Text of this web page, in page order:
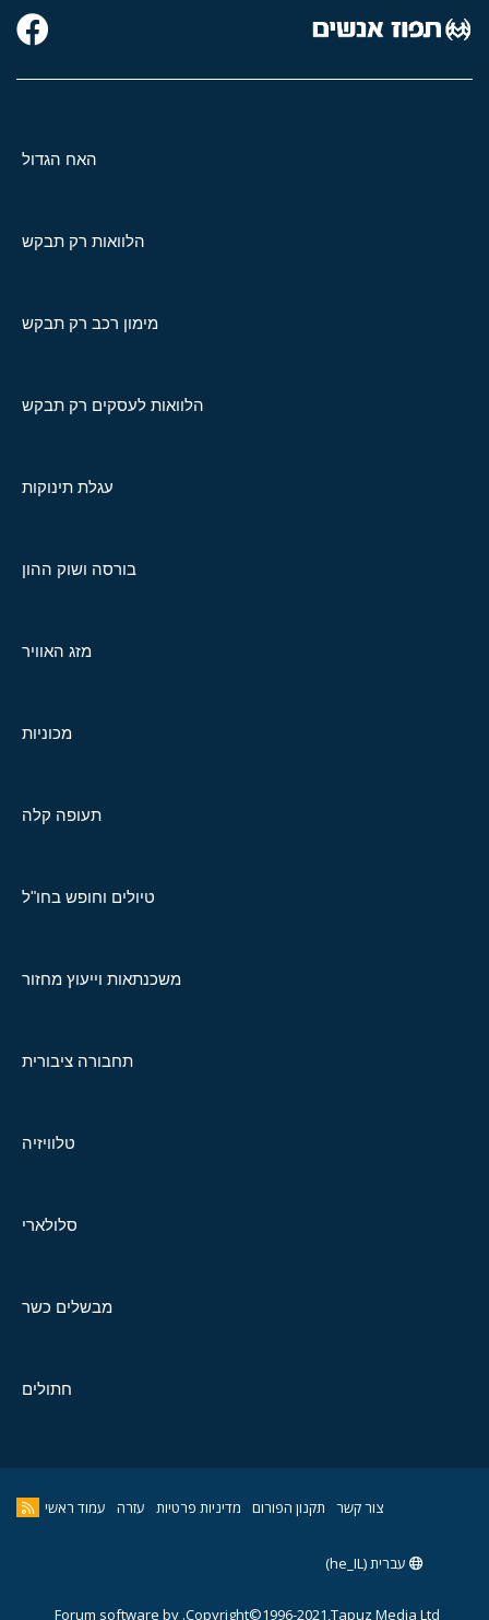
האח הגדול
הלוואות רק תבקש
מימון רכב רק תבקש
הלוואות לעסקים רק תבקש
עגלת תינוקות
בורסה ושוק ההון
מזג האוויר
מכוניות
תעופה קלה
טיולים וחופש בחו"ל
משכנתאות וייעוץ מחזור
תחבורה ציבורית
טלוויזיה
סלולארי
מבשלים כשר
חתולים
צור קשר תקנון הפורום מדיניות פרטיות עזרה עמוד ראשי
עברית (he_IL)
Copyright©1996-2021,Tapuz Media Ltd.
Forum software by